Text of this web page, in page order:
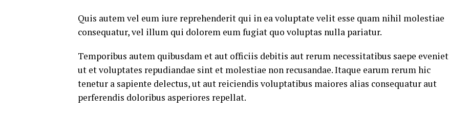
Quis autem vel eum iure reprehenderit qui in ea voluptate velit esse quam nihil molestiae
consequatur, vel illum qui dolorem eum fugiat quo voluptas nulla pariatur.
Temporibus autem quibusdam et aut officiis debitis aut rerum necessitatibus saepe eveniet
ut et voluptates repudiandae sint et molestiae non recusandae. Itaque earum rerum hic
tenetur a sapiente delectus, ut aut reiciendis voluptatibus maiores alias consequatur aut
perferendis doloribus asperiores repellat.